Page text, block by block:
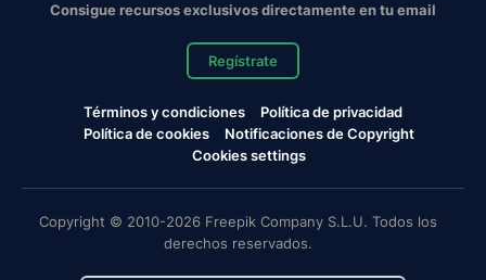
Consigue recursos exclusivos directamente en tu email
Regístrate
Términos y condiciones
Política de privacidad
Política de cookies
Notificaciones de Copyright
Cookies settings
Copyright © 2010-2026 Freepik Company S.L.U. Todos los
derechos reservados.